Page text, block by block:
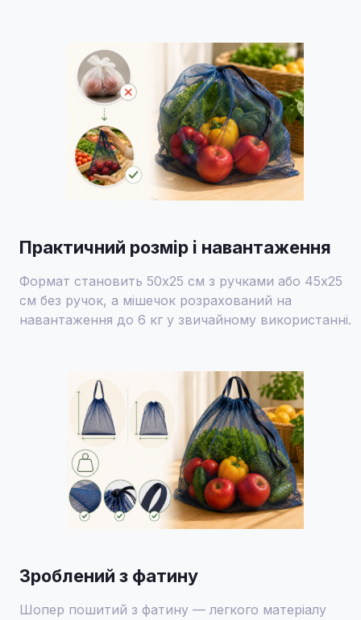
Практичний розмір і навантаження
Формат становить 50x25 см з ручками або 45x25
см без ручок, а мішечок розрахований на
навантаження до 6 кг у звичайному використанні.
Зроблений з фатину
Шопер пошитий з фатину — легкого матеріалу